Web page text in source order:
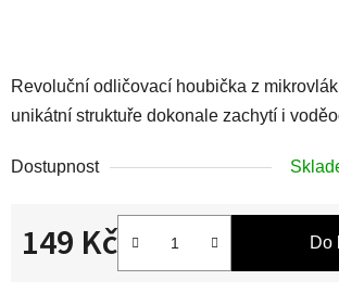
Revoluční odličovací houbička z
unikátní struktuře dokonale zachytí i
Dostupnost
149 Kč Do